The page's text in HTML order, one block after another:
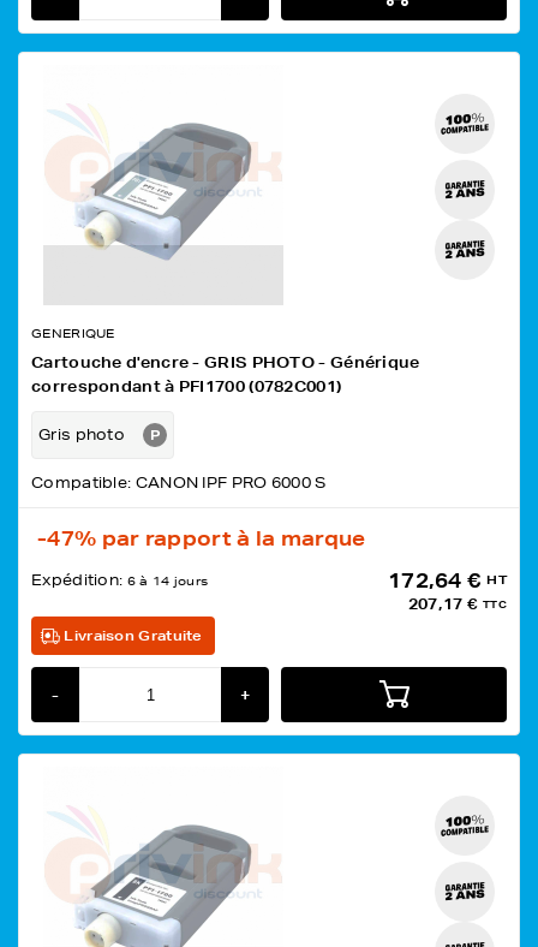
GENERIQUE
Cartouche d'encre - GRIS PHOTO - Générique
correspondant à PFI1700 (0782C001)
Gris photo
Compatible: CANON IPF PRO 6000 S
-47% par rapport à la marque
Expédition: 6 à 14 jours 172,64 € HT
207,17 € TTC
Livraison Gratuite
- +